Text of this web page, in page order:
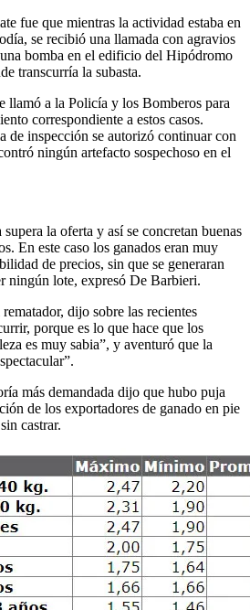
fue que mientras la actividad estaba en
se recibió una llamada con agravios
bomba en el edificio del Hipódromo
transcurría la subasta.
llamó a la Policía y los Bomberos para
correspondiente a estos casos.
de inspección se autorizó continuar con
ningún artefacto sospechoso en el
la oferta y así se concretan buenas
En este caso los ganados eran muy
de precios, sin que se generaran
ningún lote, expresó De Barbieri.
dijo sobre las recientes
porque es lo que hace que los
es muy sabia”, y aventuró que la
más demandada dijo que hubo puja
de los exportadores de ganado en pie
castrar.